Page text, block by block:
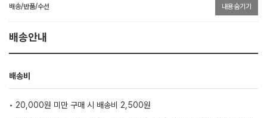
배송/반품/수선 내용숨기기
배송안내
배송비
• 20,000원 미만 구매 시 배송비 2,500원